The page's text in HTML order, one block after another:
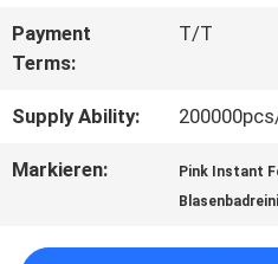
NACHRICHTEN
ALLE
FÄLLE
Payment
Terms:
T/T
Supply Ability:
Markieren: Pink Instant